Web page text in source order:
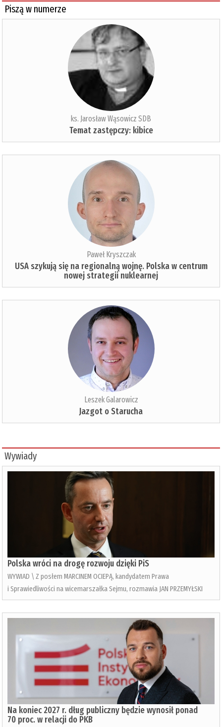
Piszą w numerze
ks. Jarosław Wąsowicz SDB
Temat zastępczy: kibice
Paweł Kryszczak
USA szykują się na regionalną wojnę. Polska w centrum
nowej strategii nuklearnej
Leszek Galarowicz
Jazgot o Starucha
Wywiady
Polska wróci na drogę rozwoju dzięki PiS
WYWIAD \ Z posłem MARCINEM OCIEPĄ, kandydatem Prawa
i Sprawiedliwości na wicemarszałka Sejmu, rozmawia JAN PRZEMYŁSKI
Na koniec 2027 r. dług publiczny będzie wynosił ponad
70 proc. w relacji do PKB